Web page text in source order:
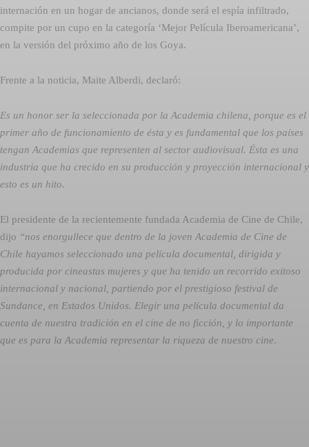
internación en un hogar de ancianos, donde será el espía infiltrado,
compite por un cupo en la categoría ‘Mejor Película Iberoamericana’,
en la versión del próximo año de los Goya.
Frente a la noticia, Maite Alberdi, declaró:
Es un honor ser la seleccionada por la Academia chilena, porque es el
primer año de funcionamiento de ésta y es fundamental que los países
tengan Academias que representen al sector audiovisual. Ésta es una
industria que ha crecido en su producción y proyección internacional y
esto es un hito.
El presidente de la recientemente fundada Academia de Cine de Chile,
dijo “nos enorgullece que dentro de la joven Academia de Cine de
Chile hayamos seleccionado una película documental, dirigida y
producida por cineastas mujeres y que ha tenido un recorrido exitoso
internacional y nacional, partiendo por el prestigioso festival de
Sundance, en Estados Unidos. Elegir una película documental da
cuenta de nuestra tradición en el cine de no ficción, y lo importante
que es para la Academia representar la riqueza de nuestro cine.